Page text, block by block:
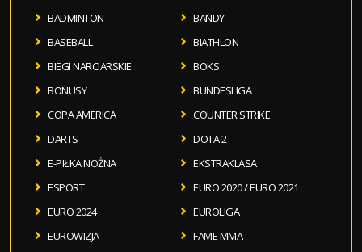
BADMINTON
BANDY
BASEBALL
BIATHLON
BIEGI NARCIARSKIE
BOKS
BONUSY
BUNDESLIGA
COPA AMERICA
COUNTER STRIKE
DARTS
DOTA 2
E-PIŁKA NOŻNA
EKSTRAKLASA
ESPORT
EURO 2020 / EURO 2021
EURO 2024
EUROLIGA
EUROWIZJA
FAME MMA